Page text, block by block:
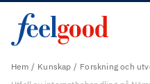
Hem Kunskap
Forskning och